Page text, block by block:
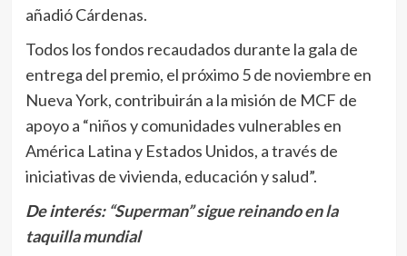
añadió Cárdenas.
Todos los fondos recaudados durante la gala de
entrega del premio, el próximo 5 de noviembre en
Nueva York, contribuirán a la misión de MCF de
apoyo a “niños y comunidades vulnerables en
América Latina y Estados Unidos, a través de
iniciativas de vivienda, educación y salud”.
De interés: “Superman” sigue reinando en la
taquilla mundial